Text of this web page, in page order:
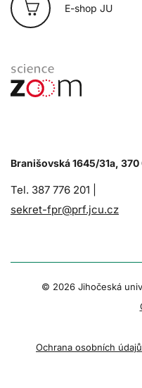
E-shop JU
Branišovská 1645/31a,
Tel. 387 776 201 |
sekret-fpr@prf.jcu.cz
© 2026 Jihočeská
Ochrana osobních údajů